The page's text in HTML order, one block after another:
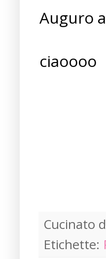
Auguro
ciaoooo
Cucinato
Etichette: